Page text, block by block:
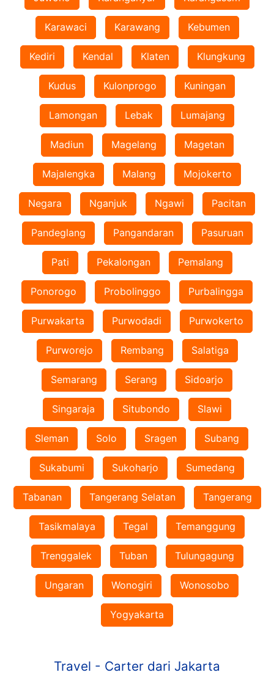
Karawaci Karawang Kebumen
Kediri Kendal Klaten Klungkung
Kudus Kulonprogo Kuningan
Lamongan Lebak Lumajang
Madiun Magelang Magetan
Majalengka Malang Mojokerto
Negara Nganjuk Ngawi Pacitan
Pandeglang Pangandaran Pasuruan
Pati Pekalongan Pemalang
Ponorogo Probolinggo Purbalingga
Purwakarta Purwodadi Purwokerto
Purworejo Rembang Salatiga
Semarang Serang Sidoarjo
Singaraja Situbondo Slawi
Sleman Solo Sragen Subang
Sukabumi Sukoharjo Sumedang
Tabanan Tangerang Selatan Tangerang
Tasikmalaya Tegal Temanggung
Trenggalek Tuban Tulungagung
Ungaran Wonogiri Wonosobo
Yogyakarta
Travel - Carter dari Jakarta